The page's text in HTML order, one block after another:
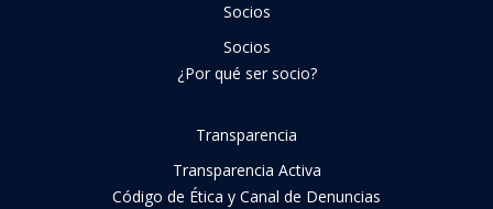
Socios
Socios
¿Por qué ser socio?
Transparencia
Transparencia Activa
Código de Ética y Canal de Denuncias